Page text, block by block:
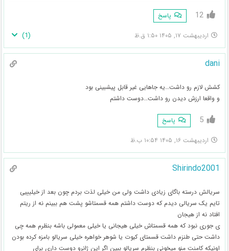
12 پاسخ
اردیبهشت ۱۷, ۱۴۰۵ ۱:۵۰ ق.ظ (
1
)
dani
کشش لازم رو داشت…یه جاهایی غیر قابل پیشبینی بود
و واقعا ارزش دیدن رو داشت…دوست داشتم
5 پاسخ
اردیبهشت ۱۶, ۱۴۰۵ ۱۰:۵۴ ب.ظ
Shirindo2001
سریالش درسته باگای زیادی داشت ولی من خیلی لذت بردم چون بعد از خیلیییی
تایم یک سریالی دیدم که دوست داشتم همه قسمتاشو پشت هم ببینم نه از ریتم
افتاد نه از هیجان
ی جوری نبود که همه قسمتاش خیلی هیجانی یا خیلی معمولی باشه بنظرم همه چی
داشت حتی طنزم داشت قسمتای کیوت یا شوهر خواهره خیلی سریالو بامزه کرده بودن
اونیکه کامنت منو میخونی بنظرم سریالو ببین اگر این ژانرو دوست داری برای